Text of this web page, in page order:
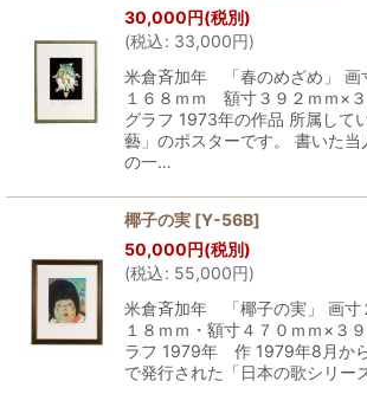
30,000円(税別)
(税込: 33,000円)
米倉斉加年 「春のめざめ」 画
１６８ｍｍ 額寸３９２ｍｍ×
グラフ 1973年の作品 所属して
藝」のポスターです。 書いた当
の一…
椰子の実 [Y-56B]
50,000円(税別)
(税込: 55,000円)
米倉斉加年 「椰子の実」 画寸
１８ｍｍ・額寸４７０ｍｍ×３
ラフ 1979年 作 1979年8月か
で発行された「日本の歌シリー